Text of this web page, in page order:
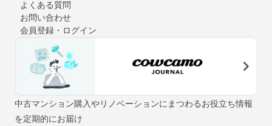
よくある質問
お問い合わせ
会員登録・ログイン
中古マンション購入やリノベーションにまつわるお役立ち情報
を定期的にお届け